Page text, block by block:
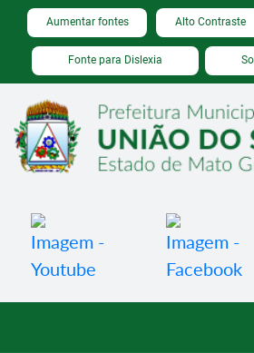
Seção de atalhos e links de
Ir para o conteúdo [alt+1]
Ir para o menu [alt+2]
Ir para a busca [alt+3]
Ir para o rodapé [alt+4]
Aumentar fontes Alto Contraste
Fonte para Dislexia